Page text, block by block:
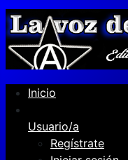
Inicio
Usuario/a
Regístrate